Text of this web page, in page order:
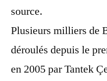
source.
Plusieurs milliers de
déroulés depuis le
en 2005 par Tantek